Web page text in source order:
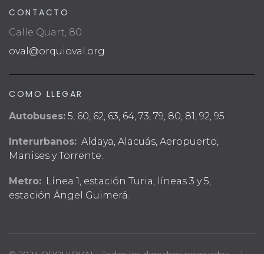
CONTACTO
Calle Quart, 80
oval@orquioval.org
COMO LLEGAR
Autobuses: 5, 60, 62, 63, 64, 73, 79, 80, 81, 92, 95
Interurbanos: Aldaya, Alacuás, Aeropuerto,
Manises y Torrente.
Metro: Línea 1, estación Turia, líneas 3 y 5,
estación Ángel Guimerá.